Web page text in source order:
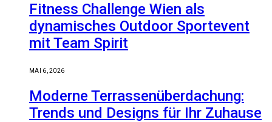
Fitness Challenge Wien als
dynamisches Outdoor Sportevent
mit Team Spirit
MAI 6, 2026
Moderne Terrassenüberdachung:
Trends und Designs für Ihr Zuhause